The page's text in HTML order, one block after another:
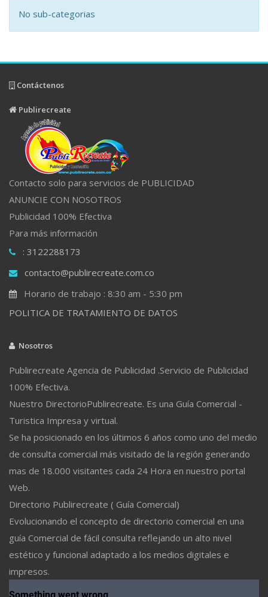
No sub-categorias
Contáctenos
Publirecreate
Contacto solo para servicios de PUBLICIDAD
ANUNCIE CON NOSOTROS
Publicidad 100% Efectiva
Para más información
: 3122288173
contacto@publirecreate.com.co
Horario de trabajo : 8:30 am - 5:30 pm
POLITICA DE TRATAMIENTO DE DATOS
Nosotros
Publirecreate Agencia de Publicidad .Servicio de Publicidad
100% Efectiva.
Nuestro DirectorioPublirecreate. Es una Guía Comercial -
Turistica Impresa y virtual.
Se ha posicionado en los últimos 6 años como uno del medio
de consulta comercial más visitado de la región generando
mas de 18.000 visitantes cada 24 Hora en nuestro portal
Web.
Directorio Publirecreate ( Guía Comercial)
Evolucionando el concepto de directorio comercial en una
guía Comercial de fácil consulta reflejando un alto nivel
estético y funcional adaptado a los medios digitales e
impresos.